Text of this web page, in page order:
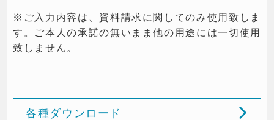
※ご入力内容は、資料請求に関してのみ使用致しま
す。ご本人の承諾の無いまま他の用途には一切使用
致しません。
各種ダウンロード